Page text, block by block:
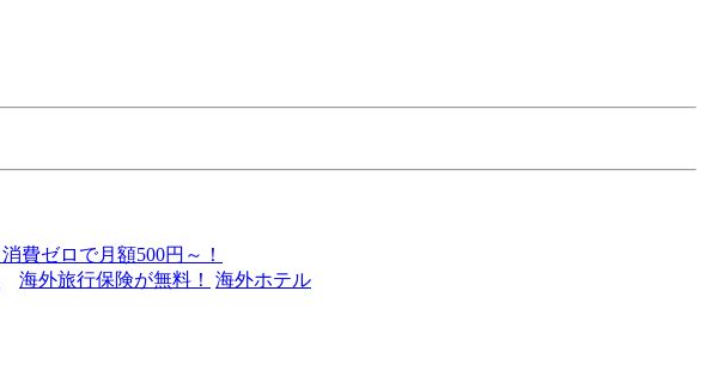
費ゼロで月額500円～！
海外旅行保険が無料！ 海外ホテル